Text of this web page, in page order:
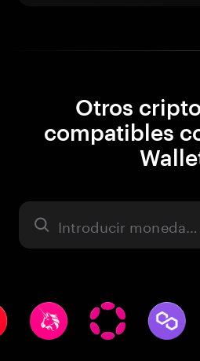
Otros
compatibles
Activo